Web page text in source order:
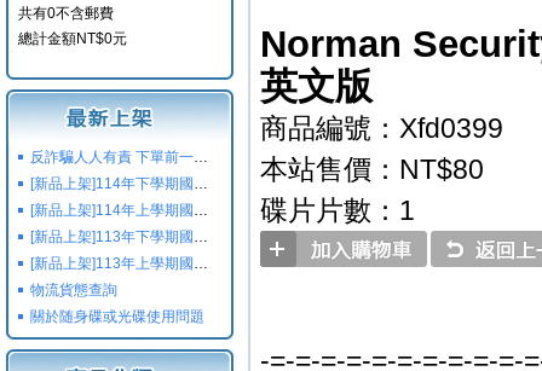
共有0不含郵費
總計金額NT$0元
反詐騙人人有責 下單前一定要注意
[新品上架]114年下學期國小國中高中命題光碟,校用卷,習作
[新品上架]114年上學期國小國中高中命題光碟,校用卷,習作
[新品上架]113年下學期國小國中高中命題光碟,校用卷,習作
[新品上架]113年上學期國小國中高中命題光碟,校用卷,習作
物流貨態查詢
關於随身碟或光碟使用問題
Norman
英文版
商品編號：Xfd0399
本站售價：NT$80
碟片片數：1
-=-=-=-=-=-=-=-=-=-=-